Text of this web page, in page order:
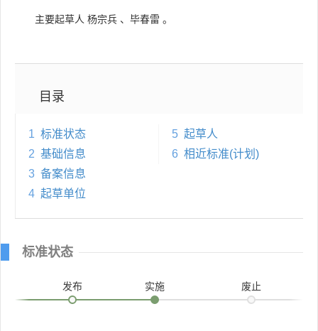
主要起草人 杨宗兵 、 毕春雷 。
目录
1 标准状态
2 基础信息
3 备案信息
4 起草单位
5 起草人
6 相近标准(计划)
标准状态
发布 实施 废止